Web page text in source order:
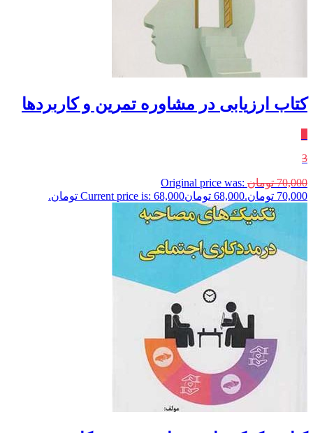
کتاب ارزیابی در مشاوره تمرین و کاربردها
3
70,000 تومان Original price was:
70,000 تومان.
68,000 تومانCurrent price is: 68,000 تومان.